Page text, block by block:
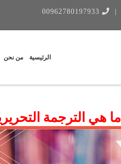
00962780197933
الرئيسية من نحن
ما هي الترجمة